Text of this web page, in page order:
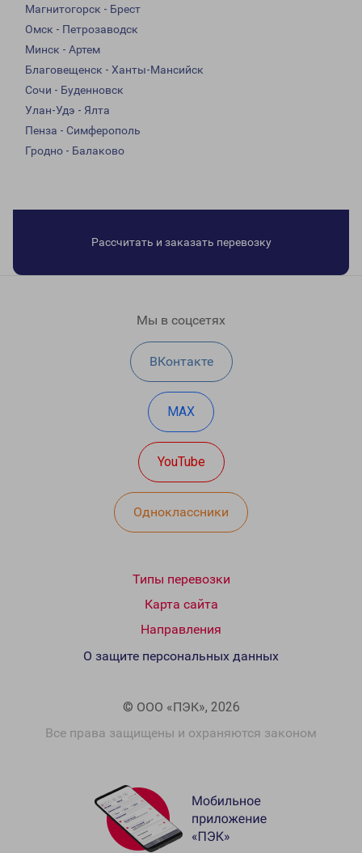
Магнитогорск - Брест
Омск - Петрозаводск
Минск - Артем
Благовещенск - Ханты-Мансийск
Сочи - Буденновск
Улан-Удэ - Ялта
Пенза - Симферополь
Гродно - Балаково
Рассчитать и заказать перевозку
Мы в соцсетях
ВКонтакте
MAX
YouTube
Одноклассники
Типы перевозки
Карта сайта
Направления
© ООО «ПЭК», 2026
Все права защищены и охраняются законом
О защите персональных данных